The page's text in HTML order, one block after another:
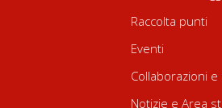
Raccolta punti
Eventi
Collaborazioni e
Notizie e Area